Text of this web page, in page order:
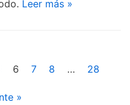
Leer más »
6 7 8 … 28
»